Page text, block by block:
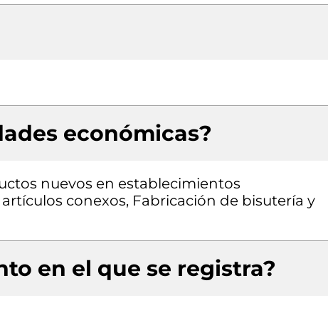
económicas?
nuevos en establecimientos
conexos, Fabricación de bisutería y
en el que se registra?